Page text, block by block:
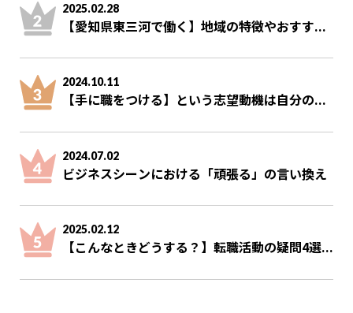
2025.02.28
【愛知県東三河で働く】地域の特徴やおすす...
2024.10.11
【手に職をつける】という志望動機は自分の...
2024.07.02
ビジネスシーンにおける「頑張る」の言い換え
2025.02.12
【こんなときどうする？】転職活動の疑問4選...